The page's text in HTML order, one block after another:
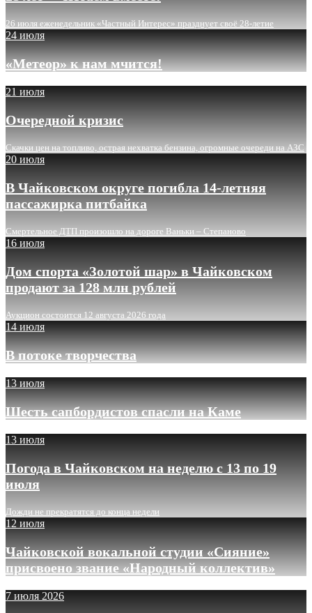
26 июля еженедельник «Частный Интерес» празднует своё 28-летие
24 июля
«Метеор» к нам мчится!
21 июля
Очередной кризис
Скачки цен на топливо, острая нехватка бензина, огромные очереди на АЗС
20 июля
В Чайковском округе погибла 14-летняя
пассажирка питбайка
Смертельное ДТП произошло на дороге Ваньки – Степаново
16 июля
Дом спорта «Золотой шар» в Чайковском
продают за 128 млн рублей
Аукцион состоится 12 августа 2026 года
14 июля
В потоке творчества
13 июля
Шесть сапбордистов спасли на Каме
13 июля
Погода в Чайковском на неделю с 13 по 19
июля
Дожди не прекратятся до конца недели
12 июля
Чайковской вокальной студии «Сияние»
присвоено звание «Народный коллектив»
7 июля 2026